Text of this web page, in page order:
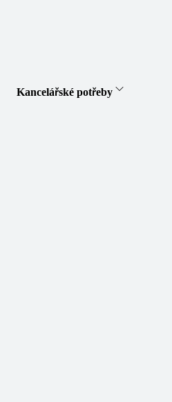
Kancelářské potřeby